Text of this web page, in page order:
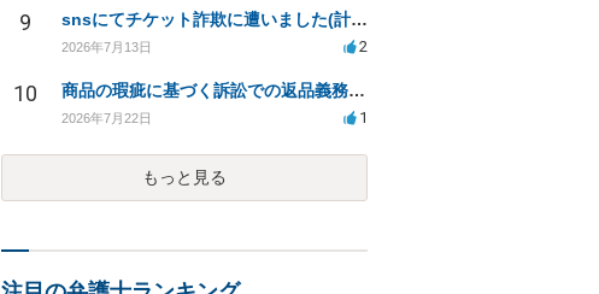
9 snsにてチケット詐欺に遭いました(計40万程度)。開示請求や今後の対応について質問したいです。
2026年7月13日 2
10 商品の瑕疵に基づく訴訟での返品義務の有無について教えてください
2026年7月22日 1
もっと見る